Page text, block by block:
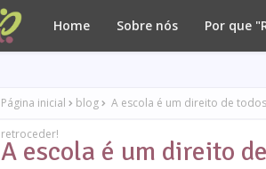
Home Sobre nós Por que
Página inicial blog A escola é um direito de
retroceder!
A escola é um direito